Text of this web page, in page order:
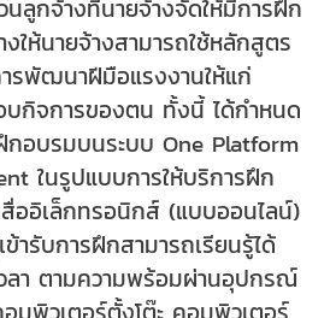
ลูกจ้างที่นายจ้างจัดให้มีการฝึก
ให้นายจ้างสามารถใช้หลักสูตร
รพัฒนาฝีมือแรงงานให้แก่
บกิจการของตน ทั้งนี้ ได้กำหนด
กอบรมบนระบบ One Platform
ในรูปแบบการให้บริการฝึก
ออิเล็กทรอนิกส์ (แบบออนไลน์)
รับการฝึกสามารถเรียนรู้ได้
ลา ตามความพร้อมผ่านอุปกรณ์